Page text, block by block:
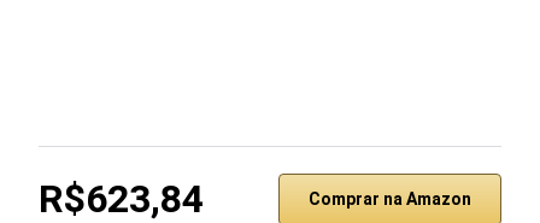
R$623,84 Comprar na Amazon